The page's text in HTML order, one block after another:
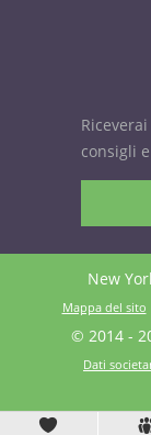
consigli
New
Mappa del sito
© 2014 -
Dati